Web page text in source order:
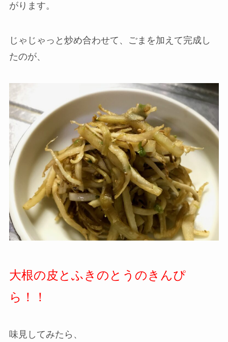
がります。
じゃじゃっと炒め合わせて、ごまを加えて完成し
たのが、
大根の皮とふきのとうのきんぴ
ら！！
味見してみたら、